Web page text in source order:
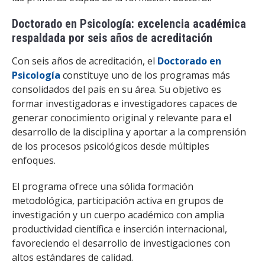
Doctorado en Psicología: excelencia académica
respaldada por seis años de acreditación
Con seis años de acreditación, el Doctorado en
Psicología constituye uno de los programas más
consolidados del país en su área. Su objetivo es
formar investigadoras e investigadores capaces de
generar conocimiento original y relevante para el
desarrollo de la disciplina y aportar a la comprensión
de los procesos psicológicos desde múltiples
enfoques.
El programa ofrece una sólida formación
metodológica, participación activa en grupos de
investigación y un cuerpo académico con amplia
productividad científica e inserción internacional,
favoreciendo el desarrollo de investigaciones con
altos estándares de calidad.